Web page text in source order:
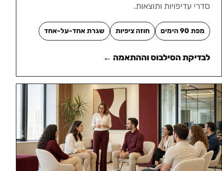
סדרי עדיפויות ותוצאות.
מפת 90 הימים חוזה ציפיות שגרת אחד-על-אחד
לבדיקת הסילבוס וההתאמה ←